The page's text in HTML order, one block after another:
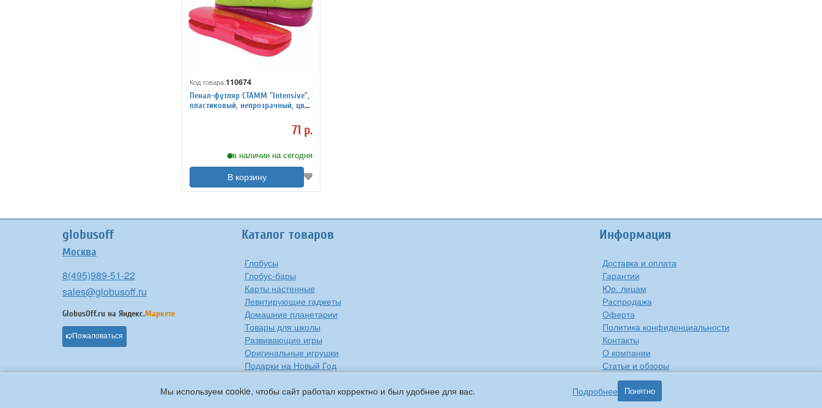
Мы используем cookie, чтобы сайт работал корректно и был удобнее для вас. Подробнее Понятно
Код товара:110674
Пенал-футляр СТАММ "Intensive",
пластиковый, непрозрачный, цвет
71 р.
в наличии на сегодня
В корзину
globusoff
Москва
8(495)989-51-22
sales@globusoff.ru
GlobusOff.ru на Яндекс.Маркете
Пожаловаться
Каталог товаров
Глобусы
Глобус-бары
Карты настенные
Левитирующие гаджеты
Домашние планетарии
Товары для школы
Развивающие игры
Оригинальные игрушки
Подарки на Новый Год
Информация
Доставка и оплата
Гарантии
Юр. лицам
Распродажа
Оферта
Политика конфиденциальности
Контакты
О компании
Статьи и обзоры